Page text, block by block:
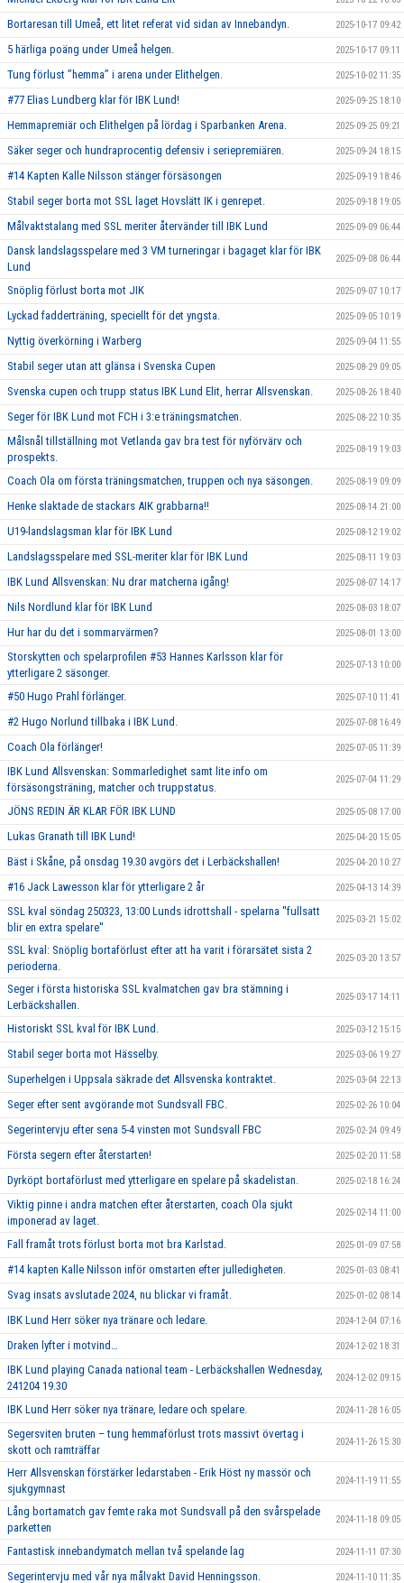
Bortaresan till Umeå, ett litet referat vid sidan av Innebandyn. 2025-10-17 09:42
5 härliga poäng under Umeå helgen. 2025-10-17 09:11
Tung förlust ’’hemma’’ i arena under Elithelgen. 2025-10-02 11:35
#77 Elias Lundberg klar för IBK Lund! 2025-09-25 18:10
Hemmapremiär och Elithelgen på lördag i Sparbanken Arena. 2025-09-25 09:21
Säker seger och hundraprocentig defensiv i seriepremiären. 2025-09-24 18:15
#14 Kapten Kalle Nilsson stänger försäsongen 2025-09-19 18:46
Stabil seger borta mot SSL laget Hovslätt IK i genrepet. 2025-09-18 19:05
Målvaktstalang med SSL meriter återvänder till IBK Lund 2025-09-09 06:44
Dansk landslagsspelare med 3 VM turneringar i bagaget klar för IBK
Lund
2025-09-08 06:44
Snöplig förlust borta mot JIK 2025-09-07 10:17
Lyckad fadderträning, speciellt för det yngsta. 2025-09-05 10:19
Nyttig överkörning i Warberg 2025-09-04 11:55
Stabil seger utan att glänsa i Svenska Cupen 2025-08-29 09:05
Svenska cupen och trupp status IBK Lund Elit, herrar Allsvenskan. 2025-08-26 18:40
Seger för IBK Lund mot FCH i 3:e träningsmatchen. 2025-08-22 10:35
Målsnål tillställning mot Vetlanda gav bra test för nyförvärv och
prospekts.
2025-08-19 19:03
Coach Ola om första träningsmatchen, truppen och nya säsongen. 2025-08-19 09:09
Henke slaktade de stackars AIK grabbarna!! 2025-08-14 21:00
U19-landslagsman klar för IBK Lund 2025-08-12 19:02
Landslagsspelare med SSL-meriter klar för IBK Lund 2025-08-11 19:03
IBK Lund Allsvenskan: Nu drar matcherna igång! 2025-08-07 14:17
Nils Nordlund klar för IBK Lund 2025-08-03 18:07
Hur har du det i sommarvärmen? 2025-08-01 13:00
Storskytten och spelarprofilen #53 Hannes Karlsson klar för
ytterligare 2 säsonger.
2025-07-13 10:00
#50 Hugo Prahl förlänger. 2025-07-10 11:41
#2 Hugo Norlund tillbaka i IBK Lund. 2025-07-08 16:49
Coach Ola förlänger! 2025-07-05 11:39
IBK Lund Allsvenskan: Sommarledighet samt lite info om
försäsongsträning, matcher och truppstatus.
2025-07-04 11:29
JÖNS REDIN ÄR KLAR FÖR IBK LUND 2025-05-08 17:00
Lukas Granath till IBK Lund! 2025-04-20 15:05
Bäst i Skåne, på onsdag 19.30 avgörs det i Lerbäckshallen! 2025-04-20 10:27
#16 Jack Lawesson klar för ytterligare 2 år 2025-04-13 14:39
SSL kval söndag 250323, 13:00 Lunds idrottshall - spelarna ''fullsatt
blir en extra spelare''
2025-03-21 15:02
SSL kval: Snöplig bortaförlust efter att ha varit i förarsätet sista 2
perioderna.
2025-03-20 13:57
Seger i första historiska SSL kvalmatchen gav bra stämning i
Lerbäckshallen.
2025-03-17 14:11
Historiskt SSL kval för IBK Lund. 2025-03-12 15:15
Stabil seger borta mot Hässelby. 2025-03-06 19:27
Superhelgen i Uppsala säkrade det Allsvenska kontraktet. 2025-03-04 22:13
Seger efter sent avgörande mot Sundsvall FBC. 2025-02-26 10:04
Segerintervju efter sena 5-4 vinsten mot Sundsvall FBC 2025-02-24 09:49
Första segern efter återstarten! 2025-02-20 11:58
Dyrköpt bortaförlust med ytterligare en spelare på skadelistan. 2025-02-18 16:24
Viktig pinne i andra matchen efter återstarten, coach Ola sjukt
imponerad av laget.
2025-02-14 11:00
Fall framåt trots förlust borta mot bra Karlstad. 2025-01-09 07:58
#14 kapten Kalle Nilsson inför omstarten efter julledigheten. 2025-01-03 08:41
Svag insats avslutade 2024, nu blickar vi framåt. 2025-01-02 08:14
IBK Lund Herr söker nya tränare och ledare. 2024-12-04 07:16
Draken lyfter i motvind… 2024-12-02 18:31
IBK Lund playing Canada national team - Lerbäckshallen Wednesday,
241204 19.30
2024-12-02 09:15
IBK Lund Herr söker nya tränare, ledare och spelare. 2024-11-28 16:05
Segersviten bruten – tung hemmaförlust trots massivt övertag i
skott och ramträffar
2024-11-26 15:30
Herr Allsvenskan förstärker ledarstaben - Erik Höst ny massör och
sjukgymnast
2024-11-19 11:55
Lång bortamatch gav femte raka mot Sundsvall på den svårspelade
parketten
2024-11-18 09:05
Fantastisk innebandymatch mellan två spelande lag 2024-11-11 07:30
Segerintervju med vår nya målvakt David Henningsson. 2024-11-10 11:35